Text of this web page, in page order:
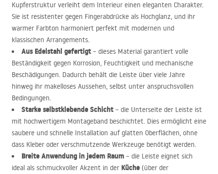
Kupferstruktur verleiht dem Interieur einen eleganten Charakter.
Sie ist resistenter gegen Fingerabdrücke als Hochglanz, und ihr
warmer Farbton harmoniert perfekt mit modernen und
klassischen Arrangements.
Aus Edelstahl gefertigt – dieses Material garantiert volle
Beständigkeit gegen Korrosion, Feuchtigkeit und mechanische
Beschädigungen. Dadurch behält die Leiste über viele Jahre
hinweg ihr makelloses Aussehen, selbst unter anspruchsvollen
Bedingungen.
Starke selbstklebende Schicht – die Unterseite der Leiste ist
mit hochwertigem Montageband beschichtet. Dies ermöglicht eine
saubere und schnelle Installation auf glatten Oberflächen, ohne
dass Kleber oder verschmutzende Werkzeuge benötigt werden.
Breite Anwendung in jedem Raum – die Leiste eignet sich
ideal als schmuckvoller Akzent in der Küche (über der